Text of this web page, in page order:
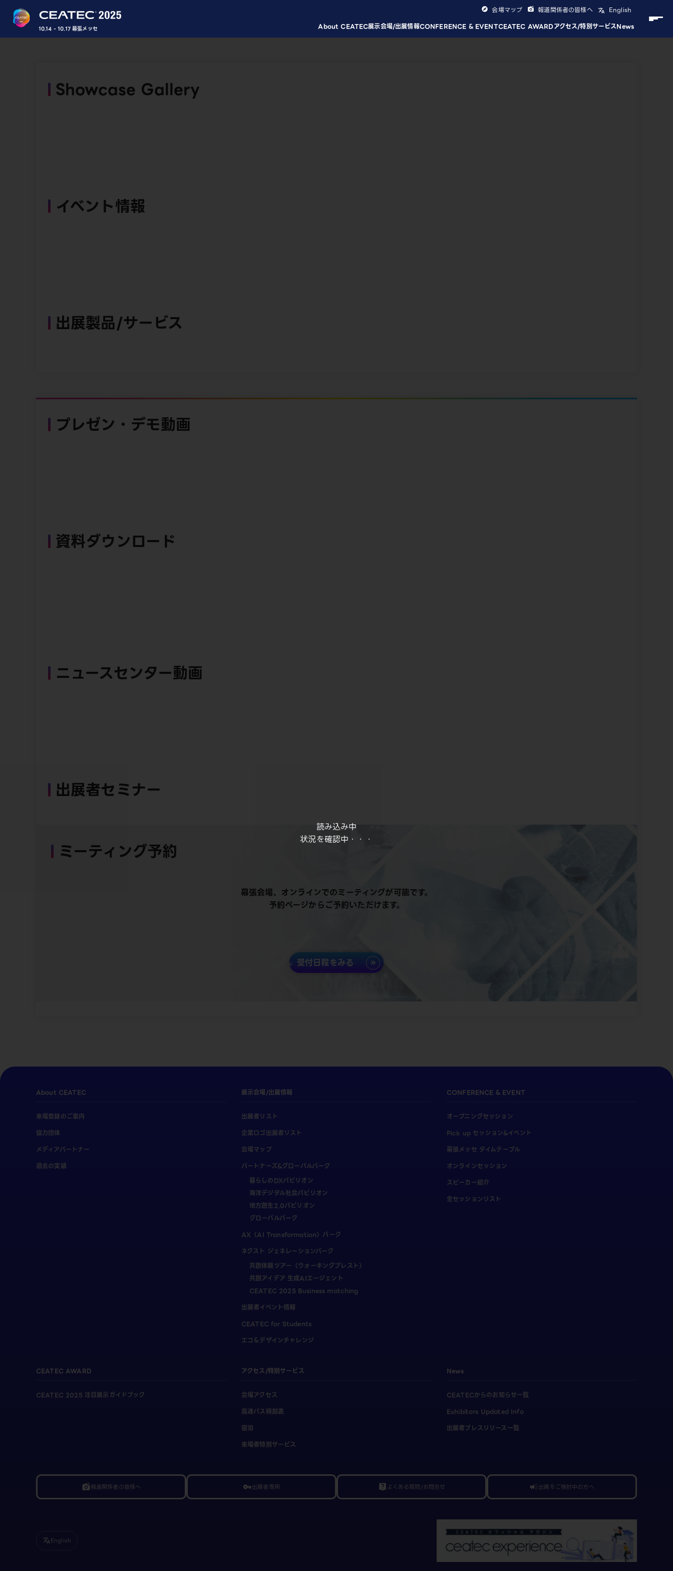
読み込み中
状況を確認中・・・
10.14 - 10.17 幕張メッセ About CEATEC展示会場/出展情報CONFERENCE & EVENTCEATEC AWARDアクセス/特別サービスNews
会場マップ 報道関係者の皆様へ English
Showcase Gallery
イベント情報
出展製品/サービス
プレゼン・デモ動画
資料ダウンロード
ニュースセンター動画
出展者セミナー
ミーティング予約
幕張会場、オンラインでのミーティングが可能です。
予約ページからご予約いただけます。
受付日程をみる
About CEATEC
来場登録のご案内
協力団体
メディアパートナー
過去の実績
展示会場/出展情報
出展者リスト
企業ロゴ出展者リスト
会場マップ
パートナーズ&グローバルパーク
暮らしのDXパビリオン
海洋デジタル社会パビリオン
地方創生2.0パビリオン
グローバルパーク
AX（AI Transformation）パーク
ネクスト ジェネレーションパーク
共創体験ツアー（ウォーキングブレスト）
共創アイデア 生成AIエージェント
CEATEC 2025 Business matching
出展者イベント情報
CEATEC for Students
エコ＆デザインチャレンジ
CONFERENCE & EVENT
オープニングセッション
Pick up セッション&イベント
幕張メッセ タイムテーブル
オンラインセッション
スピーカー紹介
全セッションリスト
CEATEC AWARD
CEATEC 2025 注目展示ガイドブック
アクセス/特別サービス
会場アクセス
高速バス時刻表
宿泊
来場者特別サービス
News
CEATECからのお知らせ一覧
Exhibitors Updated Info
出展者プレスリリース一覧
linked_camera報道関係者の皆様へ vpn_key出展者専用 live_help よくある質問/お問合せ campaign出展をご検討中の方へ
translateEnglish